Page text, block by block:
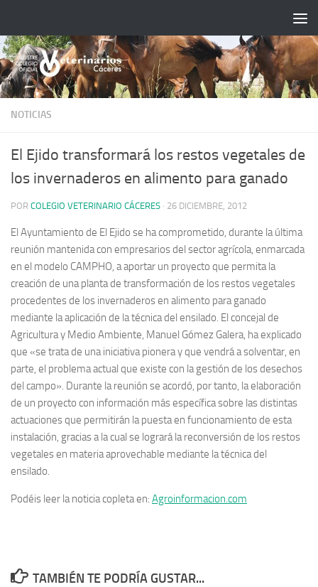
NOTICIAS
El Ejido transformará los restos vegetales de
los invernaderos en alimento para ganado
POR COLEGIO VETERINARIO CÁCERES · 26 DICIEMBRE, 2012
El Ayuntamiento de El Ejido se ha comprometido, durante la última
reunión mantenida con empresarios del sector agrícola, enmarcada
en el modelo CAMPHO, a aportar un proyecto que permita la
creación de una planta de transformación de los restos vegetales
procedentes de los invernaderos en alimento para ganado
mediante la aplicación de la técnica del ensilado. El concejal de
Agricultura y Medio Ambiente, Manuel Gómez Galera, ha explicado
que «se trata de una iniciativa pionera y que vendrá a solventar, en
parte, el problema actual que existe con la gestión de los desechos
del campo». Durante la reunión se acordó, por tanto, la elaboración
de un proyecto con información más específica sobre las distintas
actuaciones que permitirán la puesta en funcionamiento de esta
instalación, gracias a la cual se logrará la reconversión de los restos
vegetales en materia aprovechable mediante la técnica del
ensilado.
Podéis leer la noticia copleta en: Agroinformacion.com
TAMBIÉN TE PODRÍA GUSTAR...